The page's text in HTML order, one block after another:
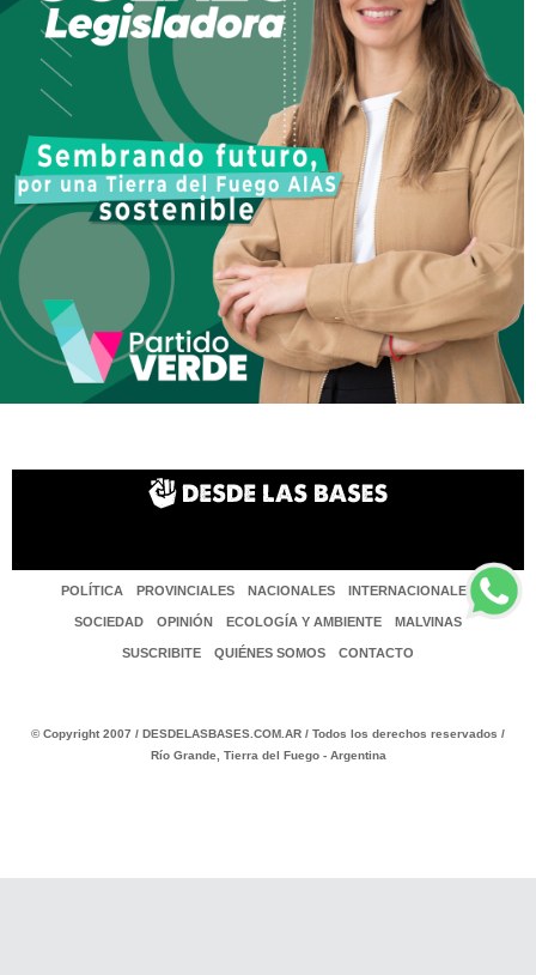
POLÍTICA PROVINCIALES NACIONALES INTERNACIONALES
SOCIEDAD OPINIÓN ECOLOGÍA Y AMBIENTE MALVINAS
SUSCRIBITE QUIÉNES SOMOS CONTACTO
© Copyright 2007 / DESDELASBASES.COM.AR / Todos los derechos reservados /
Río Grande, Tierra del Fuego - Argentina